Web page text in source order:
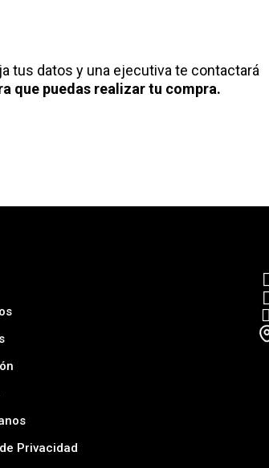
tus datos y una ejecutiva te contactará
que puedas realizar tu compra.
Privacidad